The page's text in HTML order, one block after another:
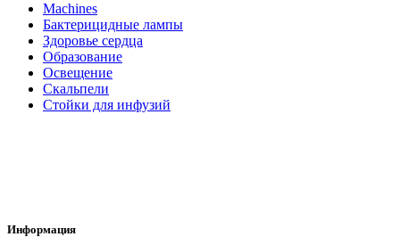
Machines
Бактерицидные лампы
Здоровье сердца
Образование
Освещение
Скальпели
Стойки для инфузий
Информация